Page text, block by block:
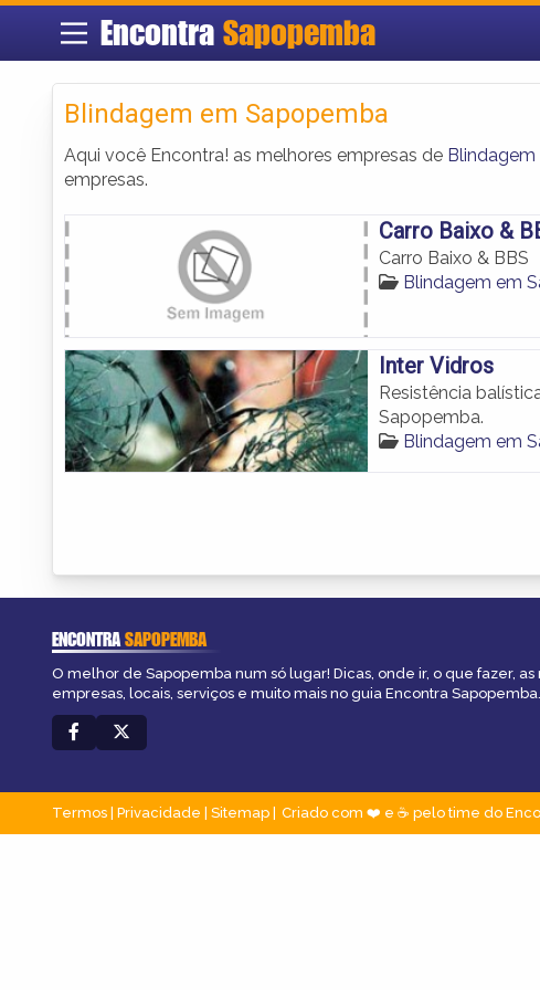
Encontra Sapopemba
Blindagem em Sapopemba
Aqui você Encontra! as melhores empresas de
empresas.
Carro Baixo &
Carro Baixo & BBS
Blindagem em
Inter Vidros
Resistência
Sapopemba.
Blindagem em
ENCONTRASAPOPEMBA
O melhor de Sapopemba num só lugar! Dicas, onde ir, o que fazer,
empresas, locais, serviços e muito mais no guia Encontra Sapopemba.
Termos Privacidade Sitemap Criado com ❤️ e ☕ pelo time do